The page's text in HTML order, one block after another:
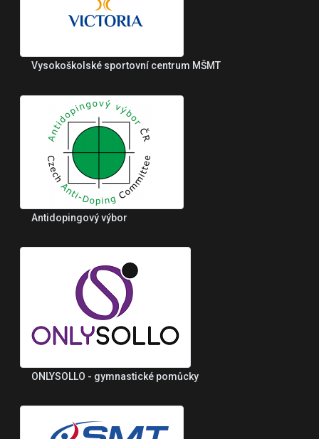
Vysokoškolské sportovní centrum MŠMT
Antidopingový výbor
ONLYSOLLO - gymnastické pomůcky